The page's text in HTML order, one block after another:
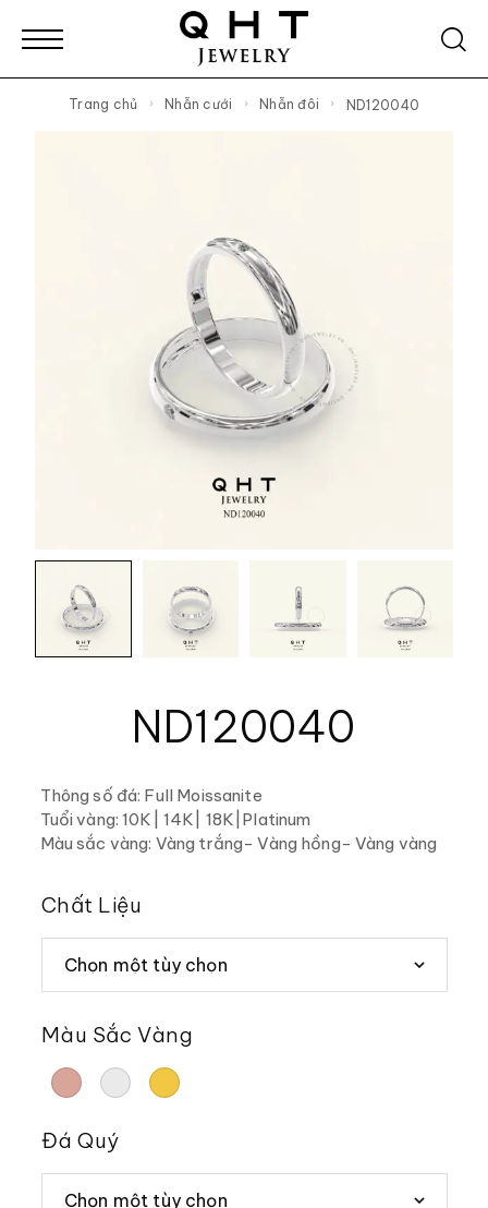
Trang chủ Nhẫn cưới Nhẫn đôi ND120040
ND120040
Thông số đá: Full Moissanite
Tuổi vàng: 10K| 14K| 18K|Platinum
Màu sắc vàng: Vàng trắng- Vàng hồng- Vàng vàng
Chất Liệu
Màu Sắc Vàng
Đá Quý